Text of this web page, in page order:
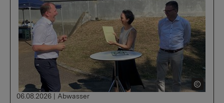
06.08.2026 | Abwasser